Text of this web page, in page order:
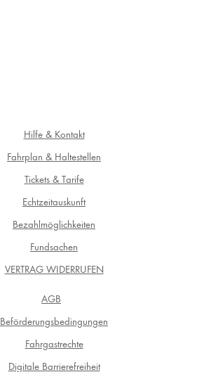
Hilfe & Kontakt
Fahrplan & Haltestellen
Tickets & Tarife
Echtzeitauskunft
Bezahlmöglichkeiten
Fundsachen
VERTRAG WIDERRUFEN
AGB
Beförderungsbedingungen
Fahrgastrechte
Digitale Barrierefreiheit